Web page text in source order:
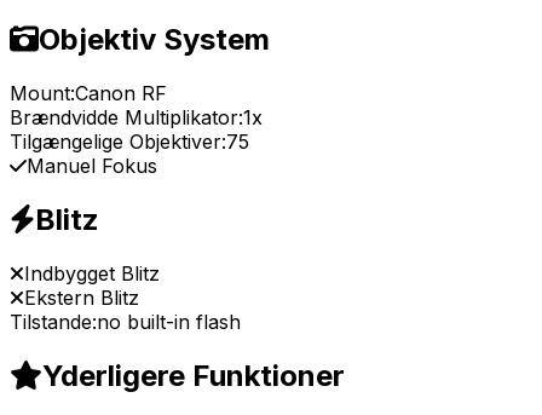
Objektiv System
Mount:Canon RF
Brændvidde Multiplikator:1x
Tilgængelige Objektiver:75
Manuel Fokus
Blitz
Indbygget Blitz
Ekstern Blitz
Tilstande:no built-in flash
Yderligere Funktioner